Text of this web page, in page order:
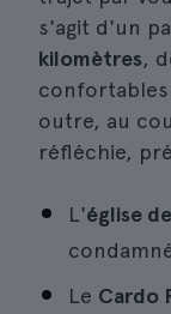
s'agit d'un
kilomètres,
confortables
outre, au
réfléchie,
L'église
Le Cardo